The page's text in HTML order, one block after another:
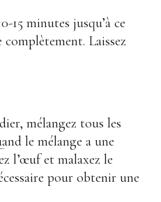
15 minutes jusqu’à ce
complètement. Laissez
mélangez tous les
le mélange a une
l’œuf et malaxez le
pour obtenir une